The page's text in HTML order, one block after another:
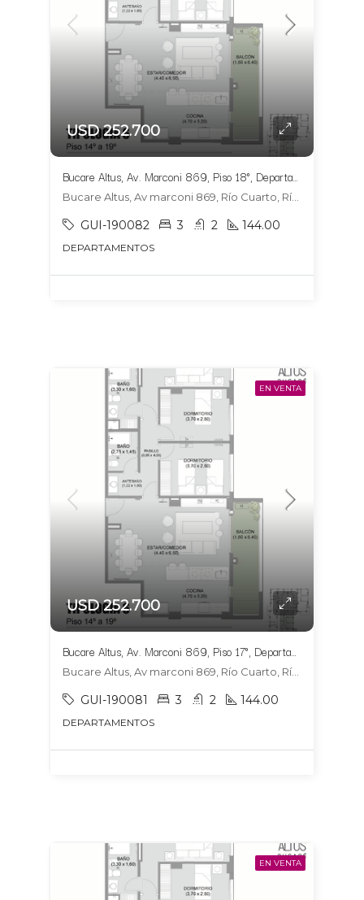
USD 252.700
Bucare Altus, Av. Marconi 869, Piso 18°, Departamento 1804, Tipologia 6
Bucare Altus, Av marconi 869, Río Cuarto, Río Cuarto
GUI-190082 3 2 144.00
DEPARTAMENTOS
EN VENTA
USD 252.700
Bucare Altus, Av. Marconi 869, Piso 17°, Departamento 1704, Tipologia 6
Bucare Altus, Av marconi 869, Río Cuarto, Río Cuarto
GUI-190081 3 2 144.00
DEPARTAMENTOS
EN VENTA